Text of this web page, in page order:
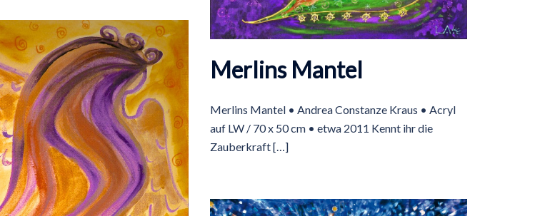
Merlins Mantel
Merlins Mantel • Andrea Constanze Kraus • Acryl
auf LW / 70 x 50 cm • etwa 2011 Kennt ihr die
Zauberkraft […]